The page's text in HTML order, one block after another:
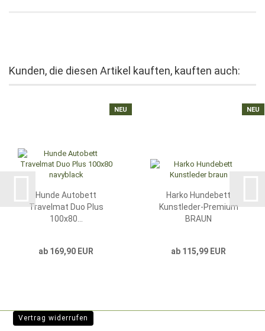
Kunden, die diesen Artikel kauften, kauften auch:
NEU
Hunde Autobett
Travelmat Duo Plus
100x80...
ab 169,90 EUR
NEU
Harko Hundebett
Kunstleder-Premium
BRAUN
ab 115,99 EUR
Vertrag widerrufen